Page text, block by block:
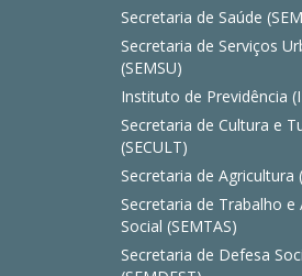
Secretaria de Saúde
Secretaria de Serviços
(SEMSU)
Instituto de Previdência
Secretaria de Cultura e
(SECULT)
Secretaria de Agricultura
Secretaria de Trabalho e
Social (SEMTAS)
Secretaria de Defesa